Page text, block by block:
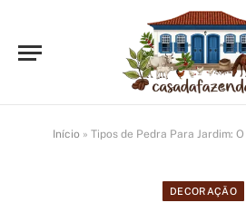
Início » Tipos de Pedra Para Jardim:
DECORAÇÃO